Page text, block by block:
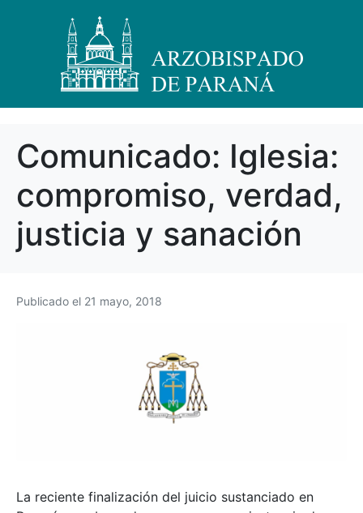
Comunicado: Iglesia:
compromiso, verdad,
justicia y sanación
Publicado el 21 mayo, 2018
La reciente finalización del juicio sustanciado en